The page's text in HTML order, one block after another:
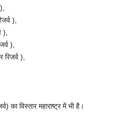
),
),
),
रिजर्व ),
का विस्तार महाराष्ट्र में भी है।